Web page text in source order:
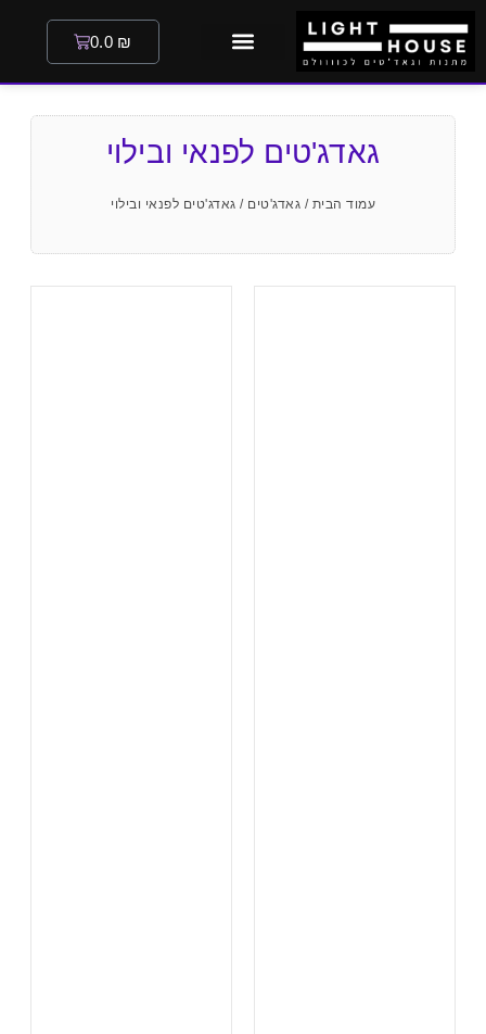
0.0 ₪
גאדג'טים לפנאי ובילוי
עמוד הבית / גאדג'טים / גאדג'טים לפנאי ובילוי